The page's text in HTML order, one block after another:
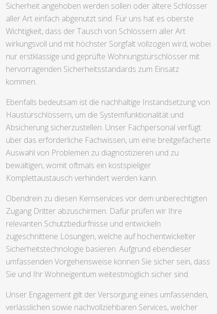
Sicherheit angehoben werden sollen oder ältere Schlösser
aller Art einfach abgenutzt sind. Für uns hat es oberste
Wichtigkeit, dass der Tausch von Schlössern aller Art
wirkungsvoll und mit höchster Sorgfalt vollzogen wird, wobei
nur erstklassige und geprüfte Wohnungstürschlösser mit
hervorragenden Sicherheitsstandards zum Einsatz
kommen.
Ebenfalls bedeutsam ist die nachhaltige Instandsetzung von
Haustürschlössern, um die Systemfunktionalität und
Absicherung sicherzustellen. Unser Fachpersonal verfügt
über das erforderliche Fachwissen, um eine breitgefächerte
Auswahl von Problemen zu diagnostizieren und zu
bewältigen, womit oftmals ein kostspieliger
Komplettaustausch verhindert werden kann.
Obendrein zu diesen Kernservices vor dem unberechtigten
Zugang Dritter abzuschirmen. Dafür prüfen wir Ihre
relevanten Schutzbedürfnisse und entwickeln
zugeschnittene Lösungen, welche auf hochentwickelter
Sicherheitstechnologie basieren. Aufgrund ebendieser
umfassenden Vorgehensweise können Sie sicher sein, dass
Sie und Ihr Wohneigentum weitestmöglich sicher sind.
Unser Engagement gilt der Versorgung eines umfassenden,
verlässlichen sowie nachvollziehbaren Services, welcher